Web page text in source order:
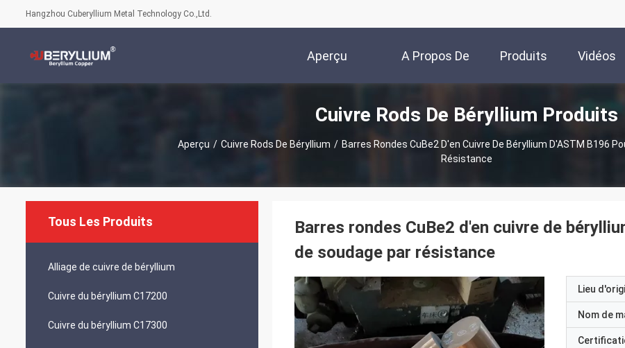
Hangzhou Cuberyllium Metal Technology Co.,Ltd.
Aperçu A Propos De
Nous
Produits Vidéos
Cuivre Rods De Béryllium Produits
Aperçu / Cuivre Rods De Béryllium / Barres Rondes CuBe2 D'en Cuivre De Béryllium D'ASTM B196
Résistance
Tous Les Produits
Alliage de cuivre de béryllium
Cuivre du béryllium C17200
Cuivre du béryllium C17300
Barres rondes CuBe2 d'en cuivre de
de soudage par résistance
Lieu
Nom de